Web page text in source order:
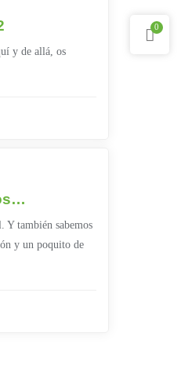
y de allá, os
Y también sabemos
y un poquito de
0